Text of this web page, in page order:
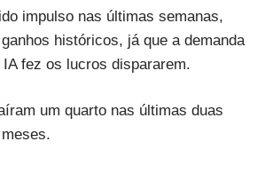
impulso nas últimas semanas,
históricos, já que a demanda
fez os lucros dispararem.
um quarto nas últimas duas